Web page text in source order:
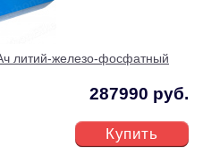
литий-железо-фосфатный
287990 руб.
Купить